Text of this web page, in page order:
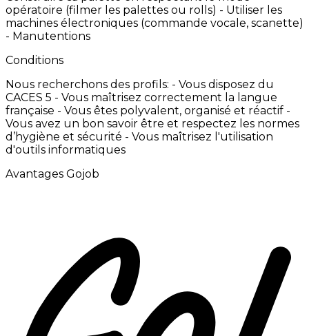
opératoire (filmer les palettes ou rolls) - Utiliser les
machines électroniques (commande vocale, scanette)
- Manutentions
Conditions
Nous recherchons des profils: - Vous disposez du
CACES 5 - Vous maîtrisez correctement la langue
française - Vous êtes polyvalent, organisé et réactif -
Vous avez un bon savoir être et respectez les normes
d’hygiène et sécurité - Vous maîtrisez l'utilisation
d'outils informatiques
Avantages Gojob